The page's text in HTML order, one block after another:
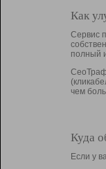
Как
Сервис
полный
СеоТраф
чем
Куда
Если у